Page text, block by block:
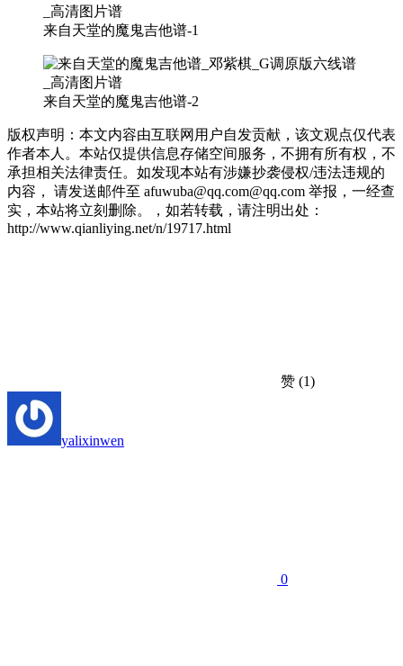
来自天堂的魔鬼吉他谱-1
来自天堂的魔鬼吉他谱-2
版权声明：本文内容由互联网用户自发贡献，该文观点仅代表
作者本人。本站仅提供信息存储空间服务，不拥有所有权，不
承担相关法律责任。如发现本站有涉嫌抄袭侵权/违法违规的
内容， 请发送邮件至 afuwuba@qq.com@qq.com 举报，一经查
实，本站将立刻删除。，如若转载，请注明出处：
http://www.qianliying.net/n/19717.html
赞 (1)
yalixinwen
0